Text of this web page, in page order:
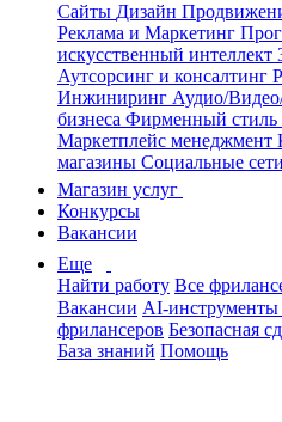
Сайты Дизайн
Реклама и Маркетинг
искусственный интеллект
Аутсорсинг и консалтинг
Инжиниринг Аудио/
бизнеса Фирменный стиль
Маркетплейс менеджмент
магазины Социальные сети
Магазин услуг
Конкурсы
Вакансии
Еще
Найти работу Все
Вакансии AI-инструменты
фрилансеров Безопасная
База знаний Помощь